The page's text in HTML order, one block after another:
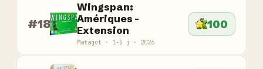
#18
Wingspan:
Amériques -
Extension
Matagot · 1-5 j · 2026
100